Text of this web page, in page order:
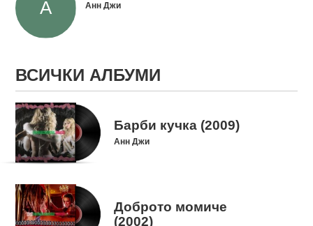
Анн Джи
ВСИЧКИ АЛБУМИ
Барби кучка (2009)
Анн Джи
Доброто момиче
(2002)